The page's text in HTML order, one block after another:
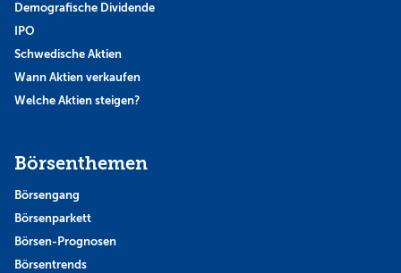
Demografische Dividende
IPO
Schwedische Aktien
Wann Aktien verkaufen
Welche Aktien steigen?
Börsenthemen
Börsengang
Börsenparkett
Börsen-Prognosen
Börsentrends